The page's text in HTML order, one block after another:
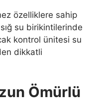
özelliklere sahip
su birikintilerinde
kontrol ünitesi su
dikkatli
Ömürlü